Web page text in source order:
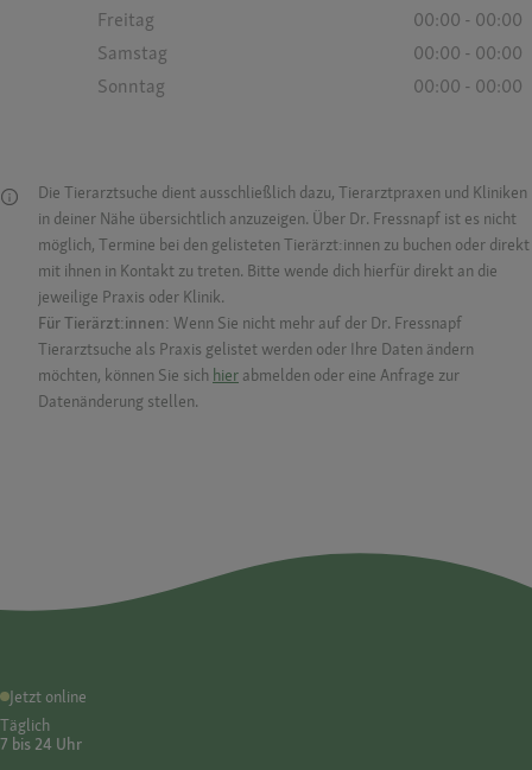
Freitag
00:00 - 00:00
Samstag
00:00 - 00:00
Sonntag
00:00 - 00:00
Die Tierarztsuche dient ausschließlich dazu, Tierarztpraxen und Kliniken
in deiner Nähe übersichtlich anzuzeigen. Über Dr. Fressnapf ist es nicht
möglich, Termine bei den gelisteten Tierärzt:innen zu buchen oder direkt
mit ihnen in Kontakt zu treten. Bitte wende dich hierfür direkt an die
jeweilige Praxis oder Klinik.
Für Tierärzt:innen: Wenn Sie nicht mehr auf der Dr. Fressnapf
Tierarztsuche als Praxis gelistet werden oder Ihre Daten ändern
möchten, können Sie sich hier abmelden oder eine Anfrage zur
Datenänderung stellen.
Jetzt online
Täglich
7 bis 24 Uhr